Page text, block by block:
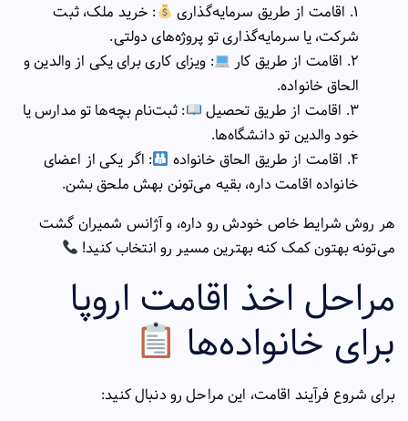
اقامت از طریق سرمایه‌گذاری
: خرید ملک، ثبت
شرکت، یا سرمایه‌گذاری تو پروژه‌های دولتی.
اقامت از طریق کار
: ویزای کاری برای یکی از والدین و
الحاق خانواده.
اقامت از طریق تحصیل
: ثبت‌نام بچه‌ها تو مدارس یا
خود والدین تو دانشگاه‌ها.
اقامت از طریق الحاق خانواده
: اگر یکی از اعضای
خانواده اقامت داره، بقیه می‌تونن بهش ملحق بشن.
هر روش شرایط خاص خودش رو داره، و آژانس شمیران گشت
می‌تونه بهتون کمک کنه بهترین مسیر رو انتخاب کنید!
مراحل اخذ اقامت اروپا
برای خانواده‌ها
برای شروع فرآیند اقامت، این مراحل رو دنبال کنید: